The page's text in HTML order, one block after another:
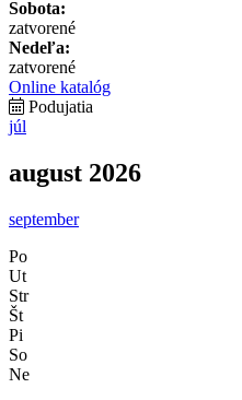
Sobota:
zatvorené
Nedeľa:
zatvorené
Online katalóg
Podujatia
júl
august 2026
september
Po
Ut
Str
Št
Pi
So
Ne